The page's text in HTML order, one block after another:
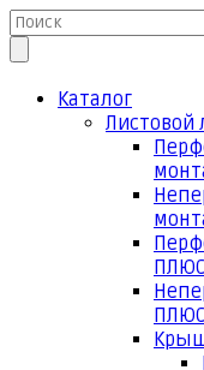
Каталог
Листовой